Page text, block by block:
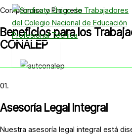
Ir
contenido
Compromiso y Progreso
Beneficios para los
CONALEP
01.
Asesoría Legal Integral
Nuestra asesoría legal integral está